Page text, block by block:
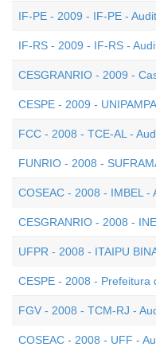
IF-PE - 2009 - IF-PE -
IF-RS - 2009 - IF-RS -
CESGRANRIO - 2009 -
CESPE - 2009 -
FCC - 2008 - TCE-AL -
FUNRIO - 2008 -
COSEAC - 2008 - IMBEL -
CESGRANRIO - 2008 -
UFPR - 2008 - ITAIPU
CESPE - 2008 - Prefeitura
FGV - 2008 - TCM-RJ -
COSEAC - 2008 - UFF -